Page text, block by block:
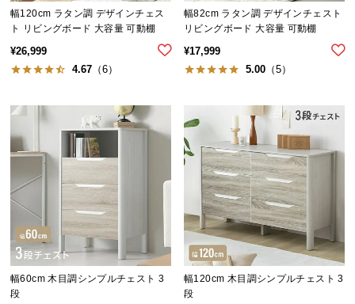
人
ア
イ
ム
グ
品
カ
幅120cm ラタン調 デザインチェス
ト リビングボード 大容量 可動棚
¥26,999
4.67 （6）
幅82cm ラタン調 デザインチェスト
リビングボード 大容量 可動棚
¥17,999
5.00 （5）
幅60cm 木目調シンプルチェスト 3
段
幅120cm 木目調シンプルチェスト 3
段